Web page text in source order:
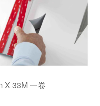
X 33M 一卷